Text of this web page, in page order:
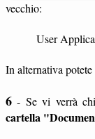
vecchio:
User
In alternativa
6 - Se vi verrà
cartella